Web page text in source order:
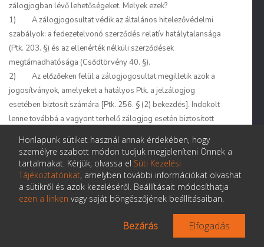
zálogjogban lévő lehetőségeket. Melyek ezek?
1) A zálogjogosultat védik az általános hitelezővédelmi
szabályok: a fedezetelvonó szerződés relatív hatálytalansága
(Ptk. 203. §) és az ellenérték nélküli szerződések
megtámadhatósága (Csődtörvény 40. §).
2) Az előzőeken felül a zálogjogosultat megilletik azok a
jogosítványok, amelyeket a hatályos Ptk. a jelzálogjog
esetében biztosít számára [Ptk. 256. § (2) bekezdés]. Indokolt
lenne továbbá a vagyont terhelő zálogjog esetén biztosított
jelzálogjogra [Ptk. 256. § (3) bekezdés].
3) Tekintettel arra, hogy az ingó jelzálogjog kötelmi jogi
jellege erősebben érvényesül mint a klasszikus (ingatlan)
jelzálogjog esetében, megfontolandó, hogy nem kellene-e a
zálogjogosult és a zálogkötelezett közötti kötelmi jogviszonyt a
jelenleginél bővebben szabályozni, ezáltal mind a hitelező
biztonságát, mind pedig az adósvédelmet erősíteni.
Honlapunk sütiket használ annak érdekében, hogy
személyre szabott módon tudjuk megjeleníteni Önnek a
tartalmakat. Kérjük, olvassa el Süti Kezelési
Tájékoztatónkat, amelyben további információkat olvashat
a sütikről és azok kezeléséről. Beállításait módosíthatja
ezen a linken vagy saját böngészőjének beállításaiban.
Bezárás Elfogadás